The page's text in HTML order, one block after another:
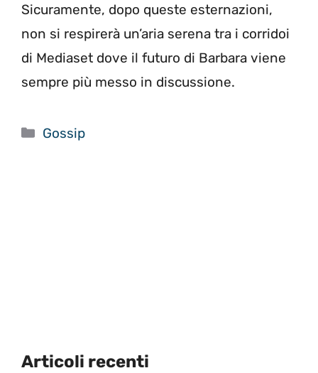
Sicuramente, dopo queste esternazioni,
non si respirerà un’aria serena tra i corridoi
di Mediaset dove il futuro di Barbara viene
sempre più messo in discussione.
Categorie
Gossip
Articoli recenti